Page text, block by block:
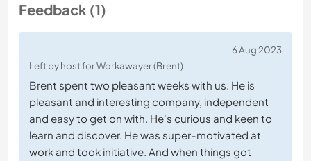
Feedback (1)
6 Aug 2023
Left by host for Workawayer (Brent)
Brent spent two pleasant weeks with us. He is
pleasant and interesting company, independent
and easy to get on with. He's curious and keen to
learn and discover. He was super-motivated at
work and took initiative. And when things got